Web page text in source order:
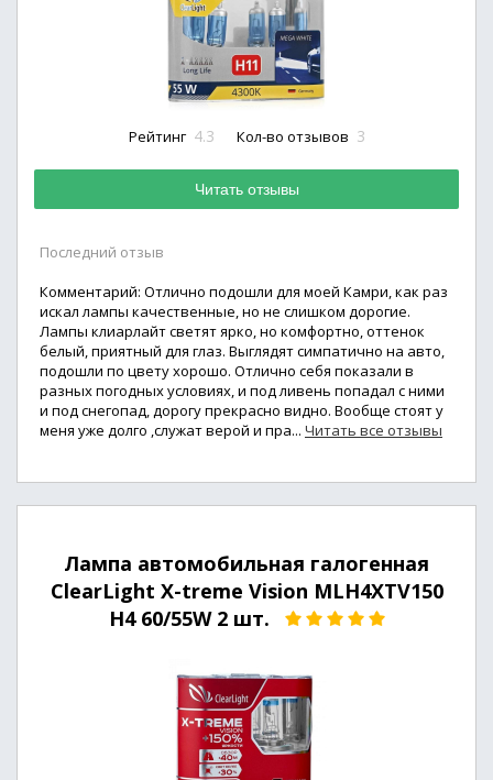
Рейтинг 4.3 Кол-во отзывов 3
Читать отзывы
Последний отзыв
Комментарий: Отлично подошли для моей Камри, как раз
искал лампы качественные, но не слишком дорогие.
Лампы клиарлайт светят ярко, но комфортно, оттенок
белый, приятный для глаз. Выглядят симпатично на авто,
подошли по цвету хорошо. Отлично себя показали в
разных погодных условиях, и под ливень попадал с ними
и под снегопад, дорогу прекрасно видно. Вообще стоят у
меня уже долго ,служат верой и пра... Читать все отзывы
Лампа автомобильная галогенная
ClearLight X-treme Vision MLH4XTV150
H4 60/55W 2 шт.